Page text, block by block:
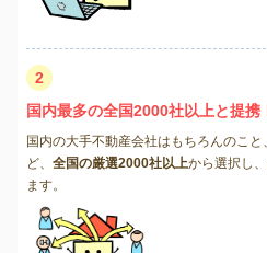
2
国内最多の全国2000社以上と提携
国内の大手不動産会社はもちろんのこ
ど、 全国の厳選2000社以上から選択し
ます。